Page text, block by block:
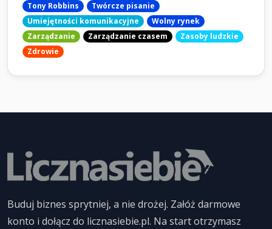
Tony Robbins
Twórcze pisanie
Umiejętności komunikacyjne
Wolny rynek
Zarządzanie
Zarządzanie czasem
Zasoby ludzkie
Zdrowie
Buduj biznes sprytniej, a nie drożej. Załóż darmowe
konto i dołącz do licznasiebie.pl. Na start otrzymasz